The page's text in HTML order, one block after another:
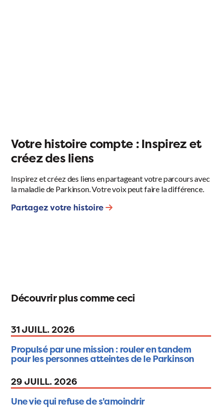
Votre histoire compte : Inspirez et
créez des liens
Inspirez et créez des liens en partageant votre parcours avec
la maladie de Parkinson. Votre voix peut faire la différence.
Partagez votre histoire
Découvrir plus comme ceci
31 JUILL. 2026
Propulsé par une mission : rouler en tandem
pour les personnes atteintes de le Parkinson
29 JUILL. 2026
Une vie qui refuse de s'amoindrir